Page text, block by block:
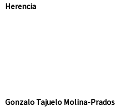
Herencia
Gonzalo Tajuelo Molina-Prados